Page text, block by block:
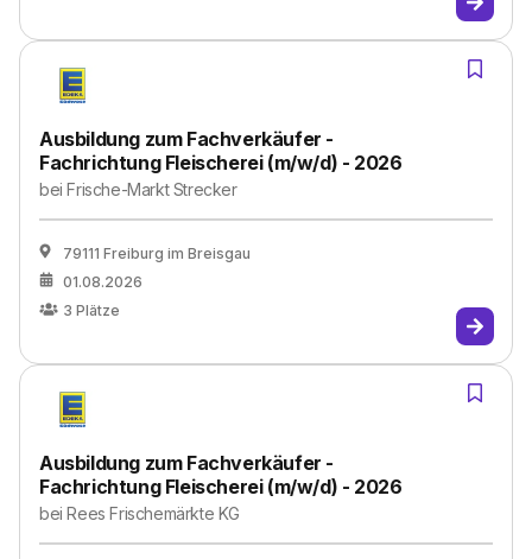
Ausbildung zum Fachverkäufer -
Fachrichtung Fleischerei (m/w/d) - 2026
beiFrische-Markt Strecker
79111 Freiburg im Breisgau
01.08.2026
3 Plätze
Ausbildung zum Fachverkäufer -
Fachrichtung Fleischerei (m/w/d) - 2026
beiRees Frischemärkte KG